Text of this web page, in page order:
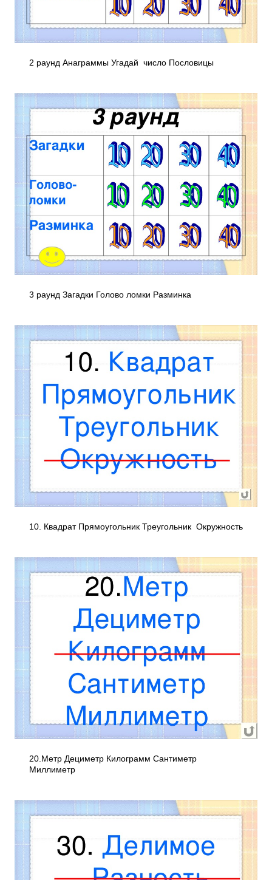
2 раунд Анаграммы Угадай число Пословицы
3 раунд Загадки Голово­ ломки Разминка
10. Квадрат Прямоугольник Треугольник Окружность
20.Метр Дециметр Килограмм Сантиметр
Миллиметр